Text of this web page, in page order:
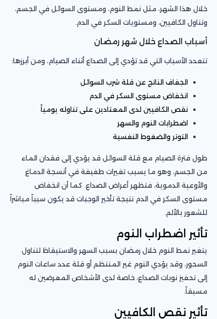
خلال هذا الشهر، مثل نمط النوم، ومستوى السوائل في الجسم،
وتناول الكافيين، ومستويات السكر في الدم.
أسباب الصداع خلال شهر رمضان
تتعدد الأسباب التي قد تؤدي إلى الصداع أثناء الصيام، ومن أبرزها:
الجفاف الناتج عن قلة شرب السوائل
انخفاض مستوى السكر في الدم
نقص الكافيين لدى المعتادين على تناوله يومياً
اضطرابات النوم والسهر
التوتر والضغوط النفسية
طول فترة الصيام مع قلة السوائل قد يؤدي إلى فقدان الماء
من الجسم، وهو ما يسبب تغيرات طفيفة في أنسجة الدماغ
والأوعية الدموية، فتظهر أعراض الصداع. كما أن انخفاض
مستوى السكر في الدم نتيجة تأخير الوجبات قد يكون سبباً مباشراً
للشعور بالألم.
تأثير اضطراب النوم
يتغير نمط النوم خلال رمضان بسبب السهر والاستيقاظ لتناول
السحور، وقد يؤدي النوم غير المنتظم أو قلة عدد ساعات النوم
إلى تحفيز نوبات الصداع، خاصة لدى الأشخاص المعرضين له
مسبقاً.
تأثير نقص الكافيين